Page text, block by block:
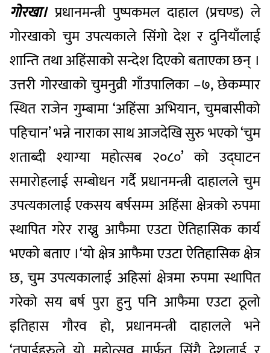
गोरखा।प्रधानमन्त्री पुष्पकमल दाहाल (प्रचण्ड) ले
गोरखाको चुम उपत्यकाले सिंगो देश र दुनियाँलाई
शान्ति तथा अहिंसाको सन्देश दिएको बताएका छन् ।
उत्तरी गोरखाको चुमनुव्री गाँउपालिका –७, छेकम्पार
स्थित राजेन गुम्बामा ‘अहिंसा अभियान, चुमबासीको
पहिचान’ भन्ने नाराका साथ आजदेखि सुरु भएको ‘चुम
शताब्दी श्याग्या महोत्सब २०८०’ को उद्घाटन
समारोहलाई सम्बोधन गर्दै प्रधानमन्त्री दाहालले चुम
उपत्यकालाई एकसय बर्षसम्म अहिंसा क्षेत्रको रुपमा
स्थापित गरेर राख्नु आफैमा एउटा ऐतिहासिक कार्य
भएको बताए ।‘यो क्षेत्र आफैमा एउटा ऐतिहासिक क्षेत्र
छ, चुम उपत्यकालाई अहिसां क्षेत्रमा रुपमा स्थापित
गरेको सय बर्ष पुरा हुनु पनि आफैमा एउटा ठूलो
इतिहास गौरव हो, प्रधानमन्त्री दाहालले भने